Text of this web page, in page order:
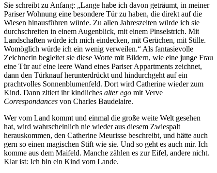
Sie schreibt zu Anfang: „Lange habe ich davon geträumt, in meiner
Pariser Wohnung eine besondere Tür zu haben, die direkt auf die
Wiesen hinausführen würde. Zu allen Jahreszeiten würde ich sie
durchschreiten in einem Augenblick, mit einem Pinselstrich. Mit
Landschaften würde ich mich eindecken, mit Gerüchen, mit Stille.
Womöglich würde ich ein wenig verweilen.“ Als fantasievolle
Zeichnerin begleitet sie diese Worte mit Bildern, wie eine junge Frau
eine Tür auf eine leere Wand eines Pariser Appartments zeichnet,
dann den Türknauf herunterdrückt und hindurchgeht auf ein
prachtvolles Sonnenblumenfeld. Dort wird Catherine wieder zum
Kind. Dann zitiert ihr kindliches alter ego mit Verve
Correspondances von Charles Baudelaire.
Wer vom Land kommt und einmal die große weite Welt gesehen
hat, wird wahrscheinlich nie wieder aus diesem Zwiespalt
herauskommen, den Catherine Meurisse beschreibt, und hätte auch
gern so einen magischen Stift wie sie. Und so geht es auch mir. Ich
komme aus dem Maifeld. Manche zählen es zur Eifel, andere nicht.
Klar ist: Ich bin ein Kind vom Lande.